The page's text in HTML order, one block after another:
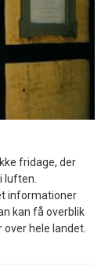
fridage, der
luften.
informationer
kan få overblik
hele landet.